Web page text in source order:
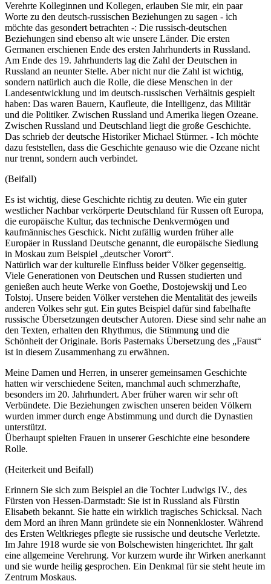
Verehrte Kolleginnen und Kollegen, erlauben Sie mir, ein paar
Worte zu den deutsch-russischen Beziehungen zu sagen - ich
möchte das gesondert betrachten -: Die russisch-deutschen
Beziehungen sind ebenso alt wie unsere Länder. Die ersten
Germanen erschienen Ende des ersten Jahrhunderts in Russland.
Am Ende des 19. Jahrhunderts lag die Zahl der Deutschen in
Russland an neunter Stelle. Aber nicht nur die Zahl ist wichtig,
sondern natürlich auch die Rolle, die diese Menschen in der
Landesentwicklung und im deutsch-russischen Verhältnis gespielt
haben: Das waren Bauern, Kaufleute, die Intelligenz, das Militär
und die Politiker. Zwischen Russland und Amerika liegen Ozeane.
Zwischen Russland und Deutschland liegt die große Geschichte.
Das schrieb der deutsche Historiker Michael Stürmer. - Ich möchte
dazu feststellen, dass die Geschichte genauso wie die Ozeane nicht
nur trennt, sondern auch verbindet.
(Beifall)
Es ist wichtig, diese Geschichte richtig zu deuten. Wie ein guter
westlicher Nachbar verkörperte Deutschland für Russen oft Europa,
die europäische Kultur, das technische Denkvermögen und
kaufmännisches Geschick. Nicht zufällig wurden früher alle
Europäer in Russland Deutsche genannt, die europäische Siedlung
in Moskau zum Beispiel „deutscher Vorort“.
Natürlich war der kulturelle Einfluss beider Völker gegenseitig.
Viele Generationen von Deutschen und Russen studierten und
genießen auch heute Werke von Goethe, Dostojewskij und Leo
Tolstoj. Unsere beiden Völker verstehen die Mentalität des jeweils
anderen Volkes sehr gut. Ein gutes Beispiel dafür sind fabelhafte
russische Übersetzungen deutscher Autoren. Diese sind sehr nahe an
den Texten, erhalten den Rhythmus, die Stimmung und die
Schönheit der Originale. Boris Pasternaks Übersetzung des „Faust“
ist in diesem Zusammenhang zu erwähnen.
Meine Damen und Herren, in unserer gemeinsamen Geschichte
hatten wir verschiedene Seiten, manchmal auch schmerzhafte,
besonders im 20. Jahrhundert. Aber früher waren wir sehr oft
Verbündete. Die Beziehungen zwischen unseren beiden Völkern
wurden immer durch enge Abstimmung und durch die Dynastien
unterstützt.
Überhaupt spielten Frauen in unserer Geschichte eine besondere
Rolle.
(Heiterkeit und Beifall)
Erinnern Sie sich zum Beispiel an die Tochter Ludwigs IV., des
Fürsten von Hessen-Darmstadt: Sie ist in Russland als Fürstin
Elisabeth bekannt. Sie hatte ein wirklich tragisches Schicksal. Nach
dem Mord an ihren Mann gründete sie ein Nonnenkloster. Während
des Ersten Weltkrieges pflegte sie russische und deutsche Verletzte.
Im Jahre 1918 wurde sie von Bolschewisten hingerichtet. Ihr galt
eine allgemeine Verehrung. Vor kurzem wurde ihr Wirken anerkannt
und sie wurde heilig gesprochen. Ein Denkmal für sie steht heute im
Zentrum Moskaus.